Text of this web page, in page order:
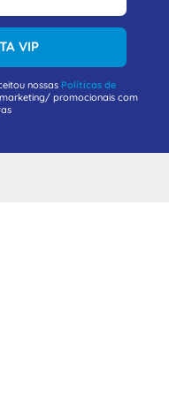
VIP
nossas Políticas de
promocionais com